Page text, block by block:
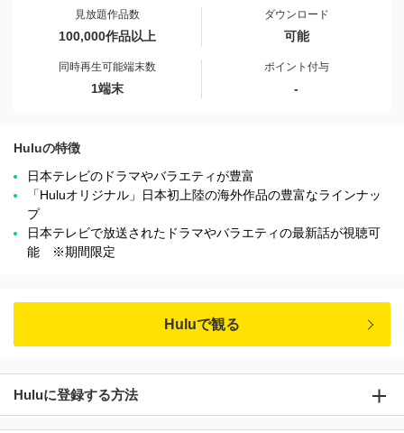
見放題作品数
100,000作品以上
ダウンロード
可能
同時再生可能端末数
1端末
ポイント付与
-
Huluの特徴
日本テレビのドラマやバラエティが豊富
「Huluオリジナル」日本初上陸の海外作品の豊富なラインナッ
プ
日本テレビで放送されたドラマやバラエティの最新話が視聴可
能 ※期間限定
Huluで観る
Huluに登録する方法